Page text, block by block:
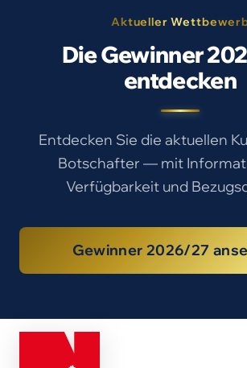
Aktueller
Die Gewinner
entdecken
Entdecken Sie die aktuellen
Botschafter — mit
Verfügbarkeit und
Gewinner 2026/27